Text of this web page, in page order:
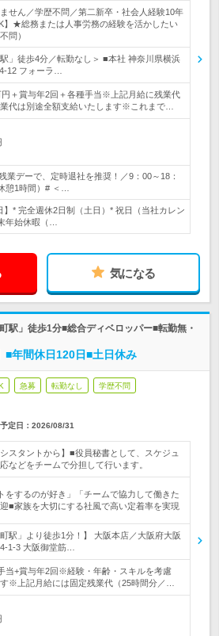
ません／学歴不問／第二新卒・社会人経験10年
】★総務または人事労務の経験を活かしたい
問）
」徒歩4分／転勤なし＞ ■本社 神奈川県横浜
12 フォーラ…
円＋賞与年2回＋各種手当※上記月給に残業代
代は別途全額支給いたします※これまで…
業デーで、定時退社を推奨！／9：00～18：
憩1時間）# ＜…
】* 完全週休2日制（土日）* 祝日（当社カレン
年始休暇（…
気になる
駅」徒歩1分■総合ディベロッパー■転勤無・
■年間休日120日■土日休み
急募 転勤なし 学歴不問
定日： 2026/08/31
シスタントから】■役員秘書として、スケジュ
などをチームで分担して行います。
をするのが好き」「チームで協力して働きた
■家族を大切にする社風で高い定着率を実現
町駅」より徒歩1分！】 大阪本店／大阪府大阪
1-3 大阪御堂筋…
当+賞与年2回※経験・年齢・スキルを考慮
※上記月給には固定残業代（25時間分／…